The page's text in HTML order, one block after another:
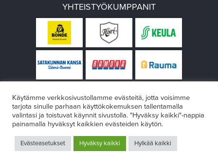
YHTEISTYÖKUMPPANIT
Design:VÄRIKÄS
Käytämme verkkosivustollamme evästeitä, jotta voisimme
tarjota sinulle parhaan käyttökokemuksen tallentamalla
valintasi ja toistuvat käynnit sivustolla. "Hyväksy kaikki"-nappia
painamalla hyväksyt kaikkien evästeiden käytön.
Evästeasetukset Hyväksy kaikki Hylkää kaikki